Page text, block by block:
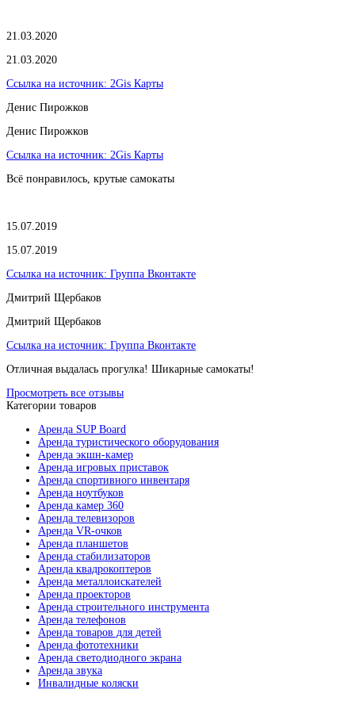
21.03.2020
21.03.2020
Ссылка на источник: 2Gis Карты
​Денис Пирожков
​Денис Пирожков
Ссылка на источник: 2Gis Карты
Всё понравилось, крутые самокаты
15.07.2019
15.07.2019
Ссылка на источник: Группа Вконтакте
Дмитрий Щербаков
Дмитрий Щербаков
Ссылка на источник: Группа Вконтакте
Отличная выдалась прогулка! Шикарные самокаты!
Просмотреть все отзывы
Категории товаров
Аренда SUP Board
Аренда туристического оборудования
Аренда экшн-камер
Аренда игровых приставок
Аренда спортивного инвентаря
Аренда ноутбуков
Аренда камер 360
Аренда телевизоров
Аренда VR-очков
Аренда планшетов
Аренда стабилизаторов
Аренда квадрокоптеров
Аренда металлоискателей
Аренда проекторов
Аренда строительного инструмента
Аренда телефонов
Аренда товаров для детей
Аренда фототехники
Аренда светодиодного экрана
Аренда звука
Инвалидные коляски